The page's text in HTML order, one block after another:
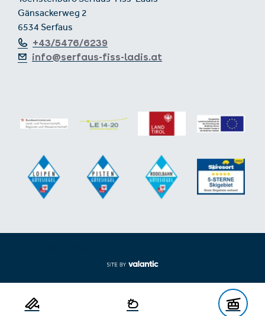
Gänsackerweg 2
6534 Serfaus
+43/5476/6239
info@serfaus-fiss-ladis.at